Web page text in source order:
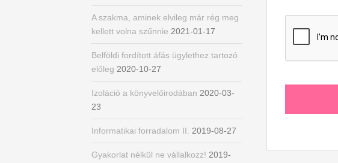
A szakma, aminek elvileg már rég meg
kellett volna szűnnie 2021-01-17
Belföldi fordított áfás ügylethez tartozó
előleg 2020-10-27
Izoláció a könyvelőirodában 2020-03-
23
Informatikai forradalom II. 2019-08-27
Gyakorlat nélkül ne vállalkozz! 2019-